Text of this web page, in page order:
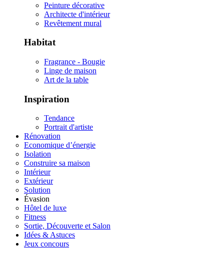
Peinture décorative
Architecte d'intérieur
Revêtement mural
Habitat
Fragrance - Bougie
Linge de maison
Art de la table
Inspiration
Tendance
Portrait d'artiste
Rénovation
Economique d’énergie
Isolation
Construire sa maison
Intérieur
Extérieur
Solution
Évasion
Hôtel de luxe
Fitness
Sortie, Découverte et Salon
Idées & Astuces
Jeux concours